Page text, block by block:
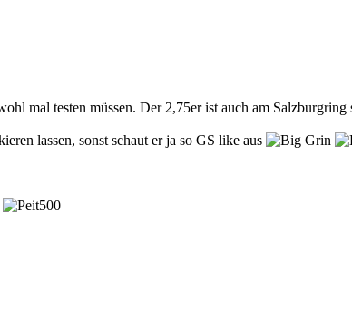
mal testen müssen. Der 2,75er ist auch am
lassen, sonst schaut er ja so GS like aus